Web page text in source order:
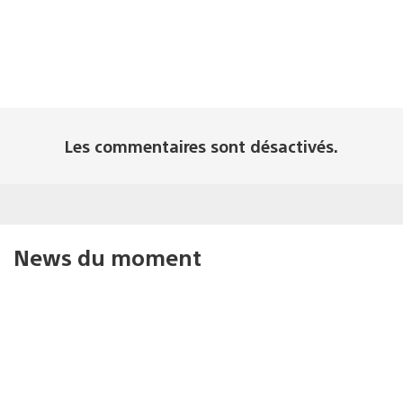
Les commentaires sont désactivés.
News du moment